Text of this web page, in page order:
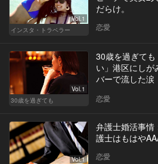
Vol.1
インスタ・トラベラー
だらけ。
恋愛
Vol.1
30歳を過ぎても
30歳を過ぎて
い」港区にし
バーで流した涙
恋愛
Vol.1
弁護士婚活事情
護士はもはや
恋愛